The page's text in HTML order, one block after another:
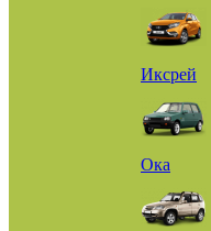
Иксрей
Ока